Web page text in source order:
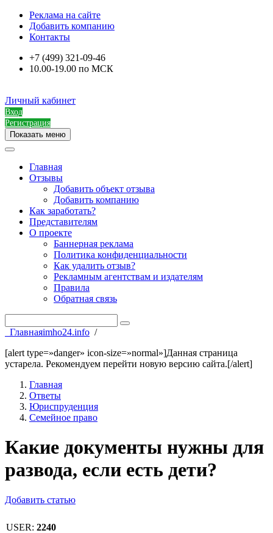
Реклама на сайте
Добавить компанию
Контакты
+7 (499) 321-09-46
10.00-19.00 по МСК
Личный кабинет
Вход
Регистрация
Показать меню
Главная
Отзывы
Добавить объект отзыва
Добавить компанию
Как заработать?
Представителям
О проекте
Баннерная реклама
Политика конфиденциальности
Как удалить отзыв?
Рекламным агентствам и издателям
Правила
Обратная связь
Главнаяimho24.info /
[alert type=»danger» icon-size=»normal»]Данная страница
устарела. Рекомендуем перейти новую версию сайта.[/alert]
Главная
Ответы
Юриспруденция
Семейное право
Какие документы нужны для
развода, если есть дети?
Добавить статью
USER: 2240